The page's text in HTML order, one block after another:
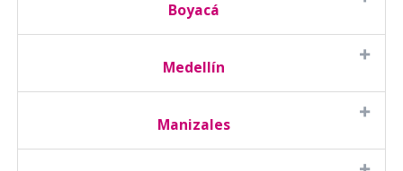
Boyacá
Medellín
Manizales